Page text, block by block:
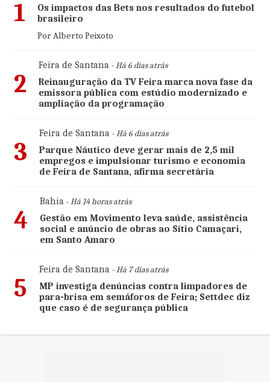
1
Os impactos das Bets nos resultados do futebol
brasileiro
Por Alberto Peixoto
2
Feira de Santana- Há 6 dias atrás
Reinauguração da TV Feira marca nova fase da
emissora pública com estúdio modernizado e
ampliação da programação
3
Feira de Santana- Há 6 dias atrás
Parque Náutico deve gerar mais de 2,5 mil
empregos e impulsionar turismo e economia
de Feira de Santana, afirma secretária
4
Bahia- Há 14 horas atrás
Gestão em Movimento leva saúde, assistência
social e anúncio de obras ao Sítio Camaçari,
em Santo Amaro
5
Feira de Santana- Há 7 dias atrás
MP investiga denúncias contra limpadores de
para-brisa em semáforos de Feira; Settdec diz
que caso é de segurança pública